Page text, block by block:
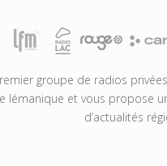
groupe de radios
lémanique et vous propose
d’actualités